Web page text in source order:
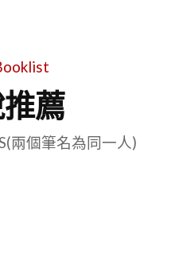
薦
兩個筆名為同一人)